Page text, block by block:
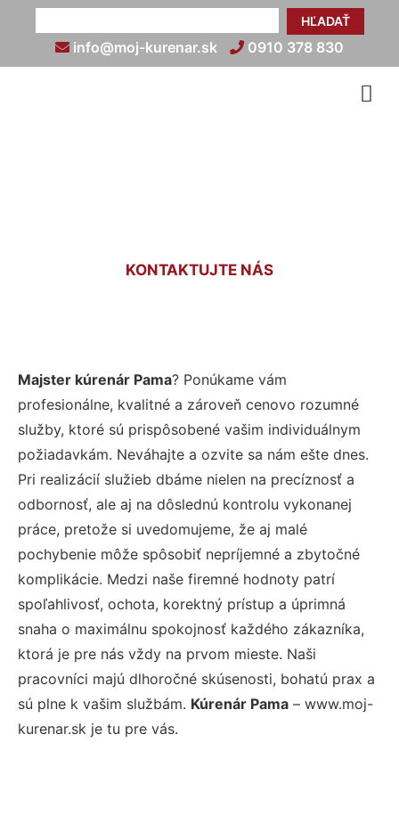
HĽADAŤ
info@moj-kurenar.sk 0910 378 830
KONTAKTUJTE NÁS
Majster kúrenár Pama? Ponúkame vám
profesionálne, kvalitné a zároveň cenovo rozumné
služby, ktoré sú prispôsobené vašim individuálnym
požiadavkám. Neváhajte a ozvite sa nám ešte dnes.
Pri realizácií služieb dbáme nielen na precíznosť a
odbornosť, ale aj na dôslednú kontrolu vykonanej
práce, pretože si uvedomujeme, že aj malé
pochybenie môže spôsobiť nepríjemné a zbytočné
komplikácie. Medzi naše firemné hodnoty patrí
spoľahlivosť, ochota, korektný prístup a úprimná
snaha o maximálnu spokojnosť každého zákazníka,
ktorá je pre nás vždy na prvom mieste. Naši
pracovníci majú dlhoročné skúsenosti, bohatú prax a
sú plne k vašim službám. Kúrenár Pama – www.moj-
kurenar.sk je tu pre vás.